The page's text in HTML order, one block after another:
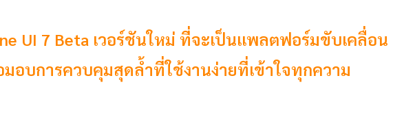
UI 7 Beta เวอร์ชันใหม่ ที่จะเป็นแพลตฟอร์มขับเคลื่อน
มอบการควบคุมสุดล้ำที่ใช้งานง่ายที่เข้าใจทุกความ